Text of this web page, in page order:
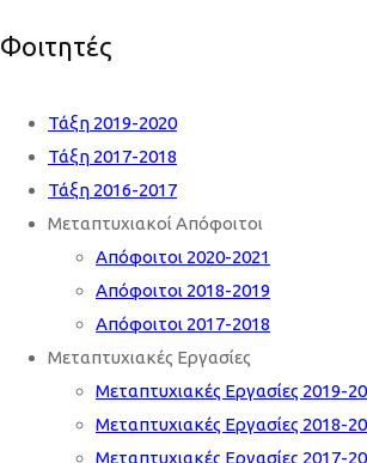
Φοιτητές
Τάξη 2019-2020
Τάξη 2017-2018
Τάξη 2016-2017
Μεταπτυχιακοί Απόφοιτοι
Απόφοιτοι 2020-2021
Απόφοιτοι 2018-2019
Απόφοιτοι 2017-2018
Μεταπτυχιακές Εργασίες
Μεταπτυχιακές Εργασίες 2019-
Μεταπτυχιακές Εργασίες 2018-
Μεταπτυχιακές Εργασίες 2017-